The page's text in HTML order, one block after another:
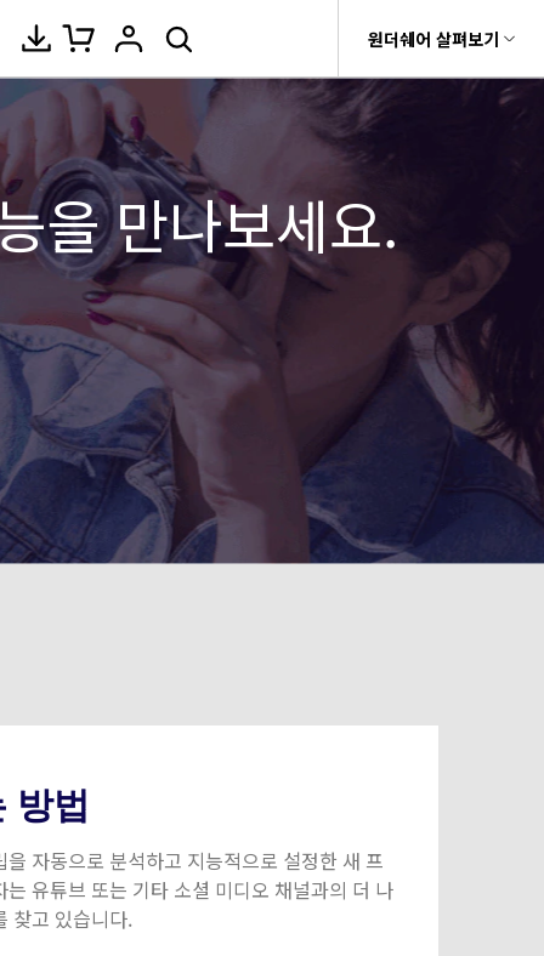
품
상, 사진 등 복구
관리
원더쉐어 소개
제휴
회사 소개
플랜 및 가격
유틸리티
Dr.Fone
Recoverit
말 센터 원더쉐어 살펴보기
비디오/오디오
변환 >
플레이어 >
압축 >
동영상 합치기
>
편집 >
음성 텍스트 변
공구함 >
화면 녹화 >
DVD 굽기 >
온라인 사진 편집기
이미지 변환
이미지 압축
이미지 보정
워터마크 제거
배경 제거
모두 온라인 기능 확인 >
브
기
줄이
들기
카메라 사용
자
사진 / 이미지 /
촬영 팁
AVCHD 솔루션
AVI 솔루션
기타 인기 형식
무비
사용자
루션
MOV 솔
루션
식, 장치 및 GPU의 전체 목록.
을 만나보세요.
방법
자동으로 분석하고 지능적으로 설정한 새 프
유튜브 또는 기타 소셜 미디오 채널과의 더 나
찾고 있습니다.